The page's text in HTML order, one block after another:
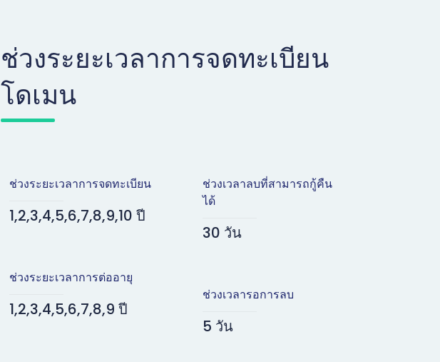
ช่วงระยะเวลาการจดทะเบียน
โดเมน
ช่วงระยะเวลาการจดทะเบียน
1,2,3,4,5,6,7,8,9,10 ปี
ช่วงระยะเวลาการต่ออายุ
1,2,3,4,5,6,7,8,9 ปี
ช่วงเวลาลบที่สามารถกู้คืน
ได้
30 วัน
ช่วงเวลารอการลบ
5 วัน